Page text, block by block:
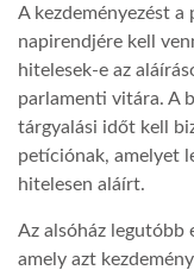
GLOBOBOOK
A kezdeményezést
napirendjére kell
hitelesek-e az
parlamenti vitára. A
tárgyalási időt kell
petíciónak, amelyet
hitelesen aláírt.
Az alsóház legutóbb
amely azt